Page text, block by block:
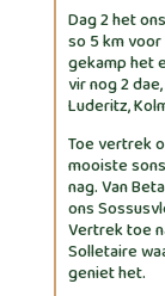
Dag 2 het
so 5 km
gekamp het
vir nog 2
Luderitz,
Toe vertrek
mooiste
nag. Van
ons
Vertrek toe
Solletaire
geniet het.